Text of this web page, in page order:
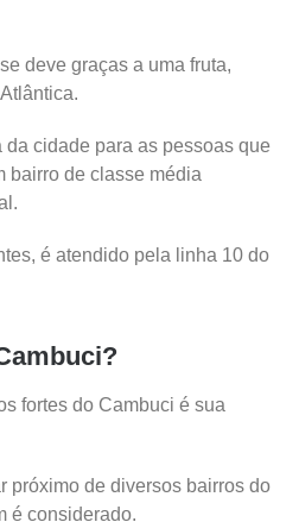
deve graças a uma fruta,
cidade para as pessoas que
bairro de classe média
é atendido pela linha 10 do
fortes do Cambuci é sua
próximo de diversos bairros do
é considerado.